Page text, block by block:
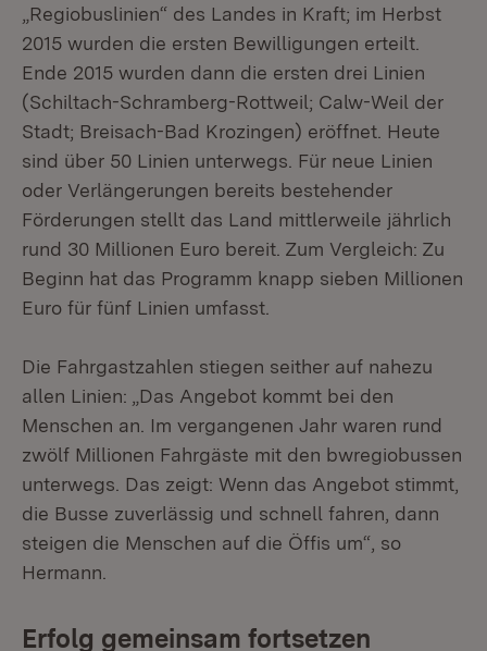
„Regiobuslinien“ des Landes in Kraft; im Herbst
2015 wurden die ersten Bewilligungen erteilt.
Ende 2015 wurden dann die ersten drei Linien
(Schiltach-Schramberg-Rottweil; Calw-Weil der
Stadt; Breisach-Bad Krozingen) eröffnet. Heute
sind über 50 Linien unterwegs. Für neue Linien
oder Verlängerungen bereits bestehender
Förderungen stellt das Land mittlerweile jährlich
rund 30 Millionen Euro bereit. Zum Vergleich: Zu
Beginn hat das Programm knapp sieben Millionen
Euro für fünf Linien umfasst.
Die Fahrgastzahlen stiegen seither auf nahezu
allen Linien: „Das Angebot kommt bei den
Menschen an. Im vergangenen Jahr waren rund
zwölf Millionen Fahrgäste mit den bwregiobussen
unterwegs. Das zeigt: Wenn das Angebot stimmt,
die Busse zuverlässig und schnell fahren, dann
steigen die Menschen auf die Öffis um“, so
Hermann.
Erfolg gemeinsam fortsetzen